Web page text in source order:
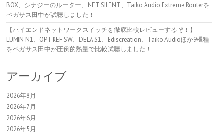
BOX、シナジーのルーター、NET SILENT、Taiko Audio Extreme Routerを
ペガサス田中が試聴しました！
【ハイエンドネットワークスイッチを徹底比較レビューするぞ！】
LUMIN N1、OPT REF SW、DELA S1、Ediscreation、Taiko Audioほか9機種
をペガサス田中が圧倒的熱量で比較試聴しました！
アーカイブ
2026年8月
2026年7月
2026年6月
2026年5月